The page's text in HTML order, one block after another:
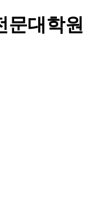
문대학원